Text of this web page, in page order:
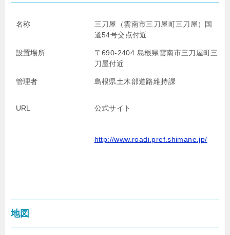
名称
三刀屋（雲南市三刀屋町三刀屋）国
道54号交点付近
設置場所
〒690-2404 島根県雲南市三刀屋町三
刀屋付近
管理者 島根県土木部道路維持課
URL 公式サイト
http://www.roadi.pref.shimane.jp/
地図